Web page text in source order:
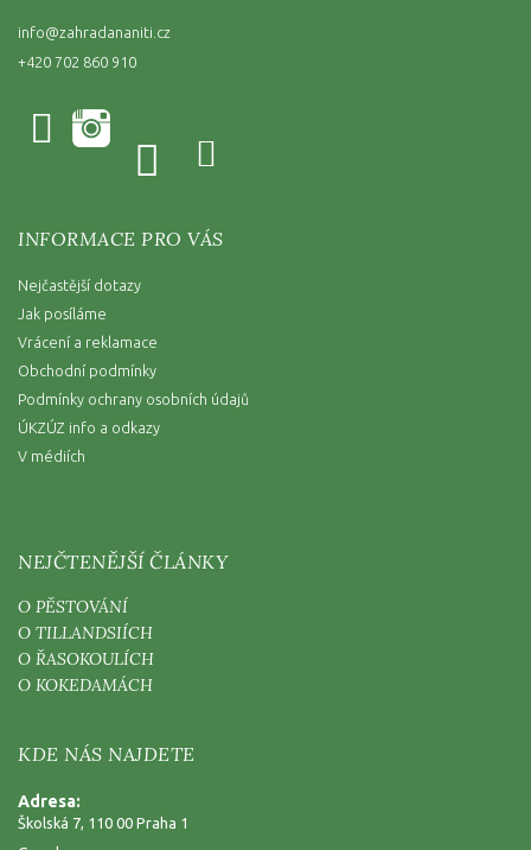
info@zahradananiti.cz
+420 702 860 910
INFORMACE PRO VÁS
Nejčastější dotazy
Jak posíláme
Vrácení a reklamace
Obchodní podmínky
Podmínky ochrany osobních údajů
ÚKZÚZ info a odkazy
V médiích
NEJČTENĚJŠÍ ČLÁNKY
O PĚSTOVÁNÍ
O TILLANDSIÍCH
O ŘASOKOULÍCH
O KOKEDAMÁCH
KDE NÁS NAJDETE
Adresa:
Školská 7, 110 00 Praha 1